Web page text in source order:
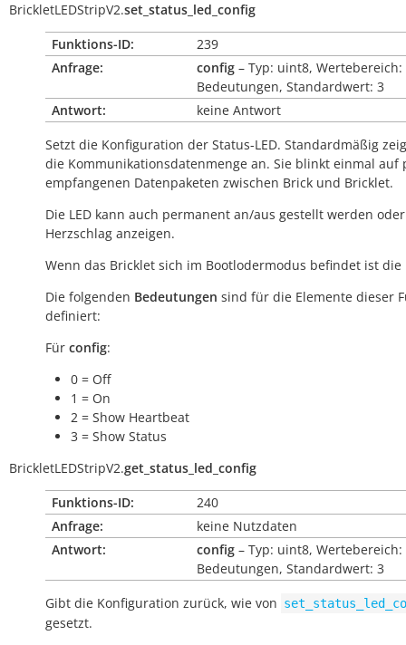
BrickletLEDStripV2.set_status_led_config
Funktions-ID:
239
Anfrage:
config – Typ: uint8, Wertebereich:
Bedeutungen, Standardwert: 3
Antwort:
keine Antwort
Setzt die Konfiguration der Status-LED. Standardmäßig
die Kommunikationsdatenmenge an. Sie blinkt einmal auf
empfangenen Datenpaketen zwischen Brick und Bricklet.
Die LED kann auch permanent an/aus gestellt werden
Herzschlag anzeigen.
Wenn das Bricklet sich im Bootlodermodus befindet ist die
Die folgenden Bedeutungen sind für die Elemente dieser
definiert:
Für config:
0 = Off
1 = On
2 = Show Heartbeat
3 = Show Status
BrickletLEDStripV2.get_status_led_config
Funktions-ID:
240
Anfrage:
keine Nutzdaten
Antwort:
config – Typ: uint8, Wertebereich:
Bedeutungen, Standardwert: 3
Gibt die Konfiguration zurück, wie von
gesetzt.